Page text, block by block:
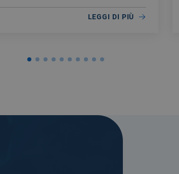
LEGGI DI PIÙ